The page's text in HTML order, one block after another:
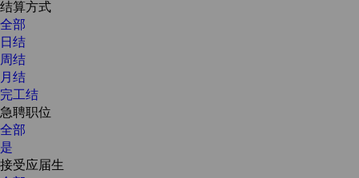
结算方式
全部
日结
周结
月结
完工结
急聘职位
全部
是
接受应届生